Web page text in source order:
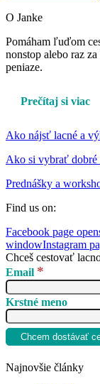
O Janke
Pomáham ľuďom
nonstop alebo raz
peniaze.
Prečítaj si viac
Ako nájsť lacné a
Ako si vybrať dobré
Prednášky a
Find us on:
Facebook page
windowInstagram
Chceš cestovať
Email *
Krstné meno
Najnovšie články